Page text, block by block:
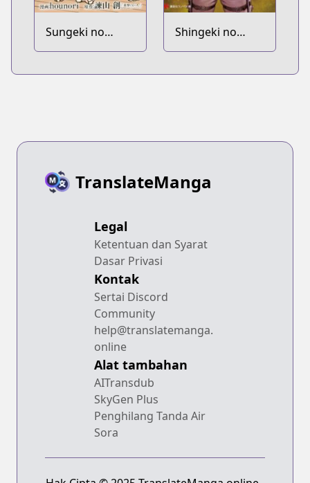
Sungeki no
Kyojin
Shingeki no
Kyojin:
TranslateManga
Legal
Ketentuan dan Syarat
Dasar Privasi
Kontak
Sertai Discord
Community
help@translatemanga.
online
Alat tambahan
AITransdub
SkyGen Plus
Penghilang Tanda Air
Sora